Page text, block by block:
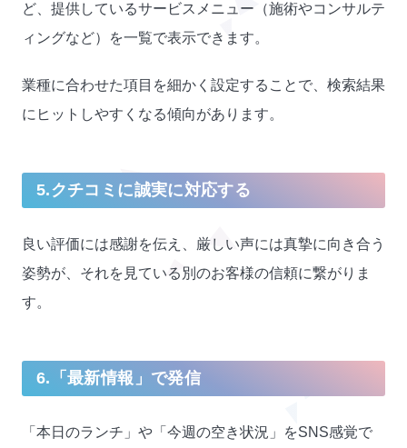
ど、提供しているサービスメニュー（施術やコンサルテ
ィングなど）を一覧で表示できます。
業種に合わせた項目を細かく設定することで、検索結果
にヒットしやすくなる傾向があります。
5.クチコミに誠実に対応する
良い評価には感謝を伝え、厳しい声には真摯に向き合う
姿勢が、それを見ている別のお客様の信頼に繋がりま
す。
6.「最新情報」で発信
「本日のランチ」や「今週の空き状況」をSNS感覚で